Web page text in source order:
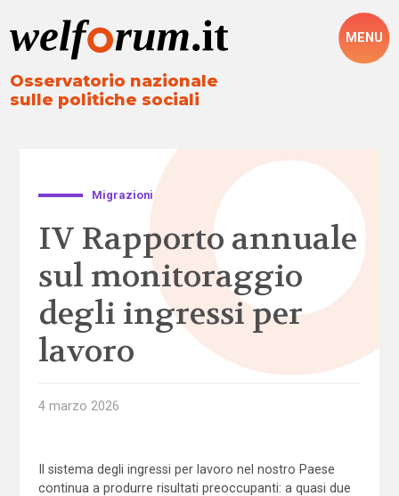
Osservatorio nazionale
sulle politiche sociali
MENU
Migrazioni
IV Rapporto annuale
sul monitoraggio
degli ingressi per
lavoro
4 marzo 2026
Il sistema degli ingressi per lavoro nel nostro Paese
continua a produrre risultati preoccupanti: a quasi due